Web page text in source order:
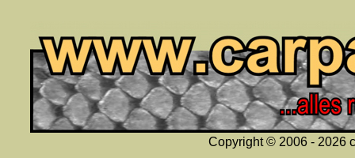
Copyright © 2006 - 2026